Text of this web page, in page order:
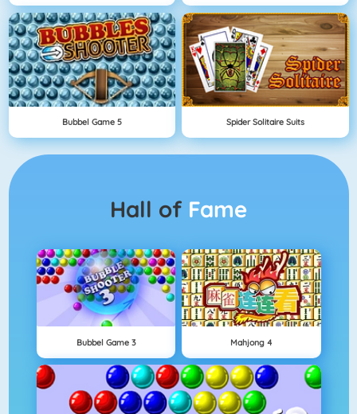
Bubbel Game 5 Spider Solitaire Suits
Hall of Fame
Bubbel Game 3 Mahjong 4